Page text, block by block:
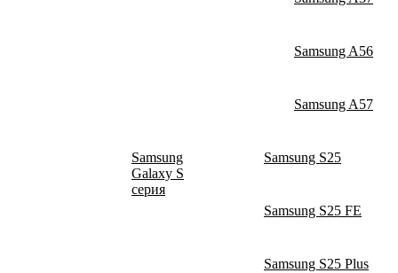
Samsung A56
Samsung A57
Samsung
Galaxy S
серия
Samsung S25
Samsung S25 FE
Samsung S25 Plus